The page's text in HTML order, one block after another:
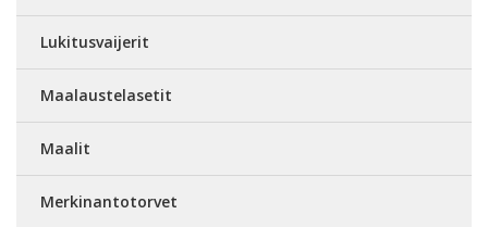
Lukitusvaijerit
Maalaustelasetit
Maalit
Merkinantotorvet